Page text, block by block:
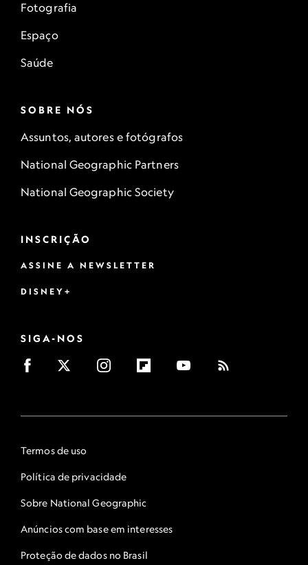
Fotografia
Espaço
Saúde
SOBRE NÓS
Assuntos, autores e fotógrafos
National Geographic Partners
National Geographic Society
INSCRIÇÃO
ASSINE A NEWSLETTER
DISNEY+
SIGA-NOS
Termos de uso
Política de privacidade
Sobre National Geographic
Anúncios com base em interesses
Proteção de dados no Brasil